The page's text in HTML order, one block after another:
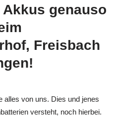
genauso
Freisbach
alles von uns. Dies und jenes
versteht, noch hierbei.